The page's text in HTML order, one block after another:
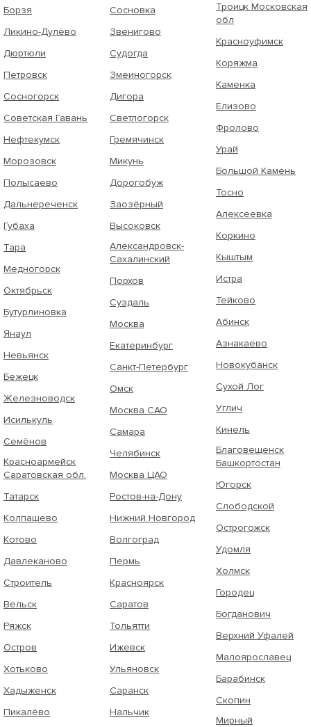
Борзя
Ликино-Дулёво
Дюртюли
Петровск
Сосногорск
Советская Гавань
Нефтекумск
Морозовск
Полысаево
Дальнереченск
Губаха
Тара
Медногорск
Октябрьск
Бутурлиновка
Янаул
Невьянск
Бежецк
Железноводск
Исилькуль
Семёнов
Красноармейск
Саратовская обл.
Татарск
Колпашево
Котово
Давлеканово
Строитель
Вельск
Ряжск
Остров
Хотьково
Хадыженск
Пикалёво
Сосновка
Звенигово
Судогда
Змеиногорск
Дигора
Светлогорск
Гремячинск
Микунь
Дорогобуж
Заозёрный
Высоковск
Александровск-
Сахалинский
Порхов
Суздаль
Москва
Екатеринбург
Санкт-Петербург
Омск
Москва САО
Самара
Челябинск
Москва ЦАО
Ростов-на-Дону
Нижний Новгород
Волгоград
Пермь
Красноярск
Саратов
Тольятти
Ижевск
Ульяновск
Саранск
Нальчик
Троицк Московская
обл
Красноуфимск
Коряжма
Каменка
Елизово
Фролово
Урай
Большой Камень
Тосно
Алексеевка
Коркино
Кыштым
Истра
Тейково
Абинск
Азнакаево
Новокубанск
Сухой Лог
Углич
Кинель
Благовещенск
Башкортостан
Югорск
Слободской
Острогожск
Удомля
Холмск
Городец
Богданович
Верхний Уфалей
Малоярославец
Барабинск
Скопин
Мирный